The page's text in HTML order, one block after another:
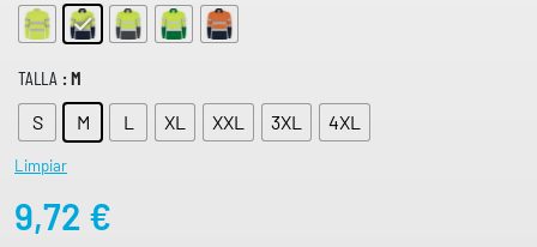
TALLA : M
S
M L XL XXL 3XL 4XL
Limpiar
9,72 €